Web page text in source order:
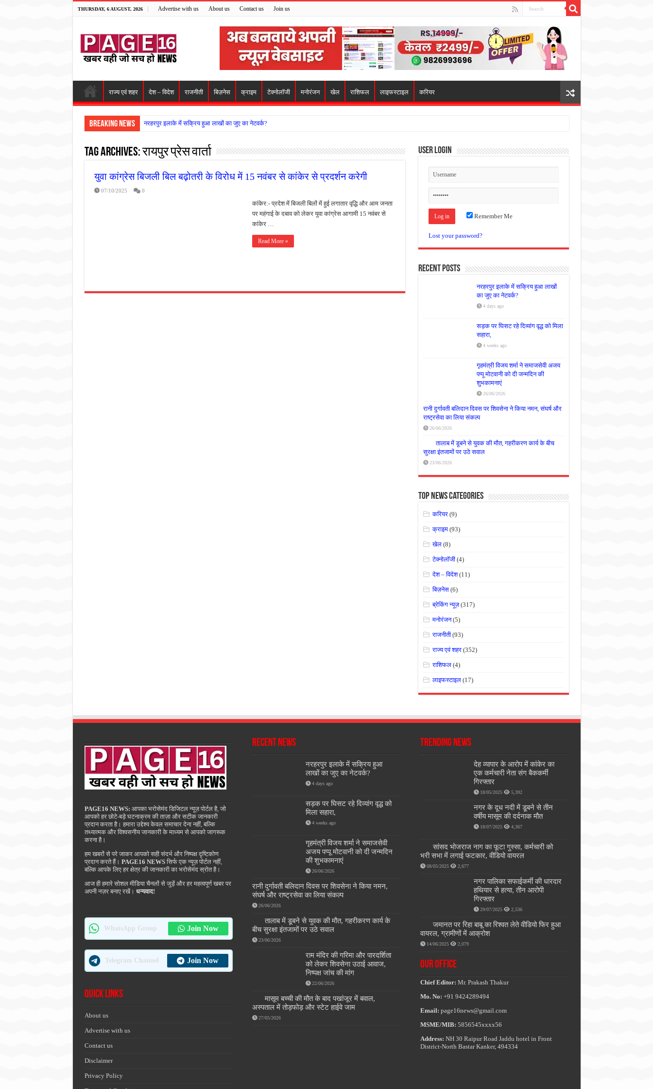
THURSDAY, 6 AUGUST, 2026 Advertise with us About us Contact us Join us
राज्य एवं शहर देश – विदेश राजनीती बिज़नेस क्राइम टेक्नोलॉजी मनोरंजन खेल राशिफल लाइफस्टाइल करियर
Breaking News नरहरपुर इलाके में सक्रिय हुआ लाखों का जुए का नेटवर्क?
गृहमंत्री विजय शर्मा ने समाजसेवी अजय पप्पू मोटवानी को दी जन्मदिन की शुभकामनाएं
रानी दुर्गावती बलिदान दिवस पर शिवसेना ने किया नमन, संघर्ष और राष्ट्रसेवा का लिया संकल्प
राम मंदिर की गरिमा और पारदर्शिता को लेकर शिवसेना उठाई आवाज, निष्पक्ष जांच की मांग
मासूम बच्ची की मौत के बाद पखांजूर में बवाल, अस्पताल में तोड़फोड़ और स्टेट हाईवे जाम
अंतरराष्ट्रीय जैव विविधता दिवस पर पर्यावरण संरक्षण का संदेश, कांकेर में जागरूकता कार्यक्रम आयोजित
Tag Archives:रायपुर प्रेस वार्ता
युवा कांग्रेस बिजली बिल बढ़ोतरी के विरोध में 15 नवंबर से कांकेर से प्रदर्शन करेगी
07/10/2025 0
कांकेर:- प्रदेश में बिजली बिलों में हुई लगातार वृद्धि और आम जनता
पर महंगाई के दबाव को लेकर युवा कांग्रेस आगामी 15 नवंबर से
कांकेर …
Read More »
User Login
Remember Me
Lost your password?
Recent Posts
नरहरपुर इलाके में सक्रिय हुआ लाखों
का जुए का नेटवर्क?
4 days ago
सड़क पर घिसट रहे दिव्यांग वृद्ध को मिला
सहारा,
4 weeks ago
गृहमंत्री विजय शर्मा ने समाजसेवी अजय
पप्पू मोटवानी को दी जन्मदिन की
शुभकामनाएं
26/06/2026
रानी दुर्गावती बलिदान दिवस पर शिवसेना ने किया नमन, संघर्ष और
राष्ट्रसेवा का लिया संकल्प
26/06/2026
तालाब में डूबने से युवक की मौत, गहरीकरण कार्य के बीच
सुरक्षा इंतजामों पर उठे सवाल
23/06/2026
Top News Categories
करियर (9)
क्राइम (93)
खेल (8)
टेक्नोलॉजी (4)
देश – विदेश(11)
बिज़नेस (6)
ब्रेकिंग न्यूज़(317)
मनोरंजन(5)
राजनीती (93)
राज्य एवं शहर (352)
राशिफल (4)
लाइफस्टाइल (17)
PAGE16 NEWS: आपका भरोसेमंद डिजिटल न्यूज़ पोर्टल है, जो
आपको हर छोटे-बड़े घटनाक्रम की ताज़ा और सटीक जानकारी
प्रदान करता है। हमारा उद्देश्य केवल समाचार देना नहीं, बल्कि
तथ्यात्मक और विश्वसनीय जानकारी के माध्यम से आपको जागरूक
करना है।
हम खबरों से परे जाकर आपको सही संदर्भ और निष्पक्ष दृष्टिकोण
प्रदान करते हैं। PAGE16 NEWSसिर्फ एक न्यूज़ पोर्टल नहीं,
बल्कि आपके लिए हर क्षेत्र की जानकारी का भरोसेमंद स्रोत है।
आज ही हमारे सोशल मीडिया चैनलों से जुड़ें और हर महत्वपूर्ण खबर पर
अपनी नज़र बनाए रखें। धन्यवाद!
WhatsApp Group Join Now
Telegram Channel Join Now
Quick Links
About us
Advertise with us
Contact us
Disclaimer
Privacy Policy
Recent News
नरहरपुर इलाके में सक्रिय हुआ
लाखों का जुए का नेटवर्क?
4 days ago
सड़क पर घिसट रहे दिव्यांग वृद्ध को
मिला सहारा,
4 weeks ago
गृहमंत्री विजय शर्मा ने समाजसेवी
अजय पप्पू मोटवानी को दी जन्मदिन
की शुभकामनाएं
26/06/2026
रानी दुर्गावती बलिदान दिवस पर शिवसेना ने किया नमन,
संघर्ष और राष्ट्रसेवा का लिया संकल्प
26/06/2026
तालाब में डूबने से युवक की मौत, गहरीकरण कार्य के
बीच सुरक्षा इंतजामों पर उठे सवाल
23/06/2026
राम मंदिर की गरिमा और पारदर्शिता
को लेकर शिवसेना उठाई आवाज,
निष्पक्ष जांच की मांग
22/06/2026
मासूम बच्ची की मौत के बाद पखांजूर में बवाल,
अस्पताल में तोड़फोड़ और स्टेट हाईवे जाम
27/05/2026
Trending News
देह व्यापार के आरोप में कांकेर का
एक कर्मचारी नेता संग बैककर्मी
गिरफ्तार
18/05/2025 5,392
नगर के दूध नदी में डूबने से तीन
वर्षीय मासूम की दर्दनाक मौत
18/07/2025 4,367
सांसद भोजराज नाग का फूटा गुस्सा, कर्मचारी को
भरी सभा में लगाई फटकार, वीडियो वायरल
08/05/2025 2,677
नगर पालिका सफाईकर्मी की धारदार
हथियार से हत्या, तीन आरोपी
गिरफ्तार
29/07/2025 2,536
जमानत पर रिहा बाबू का रिश्वत लेते वीडियो फिर हुआ
वायरल, ग्रामीणों में आक्रोश
14/06/2025 2,079
OUR OFFICE
Chief Editor: Mr. Prakash Thakur
Mo. No: +91 9424289494
Email: page16news@gmail.com
MSME/MIB: 5856545xxxx56
Address: NH 30 Raipur Road Jaddu hotel in Front
District-North Bastar Kanker, 494334